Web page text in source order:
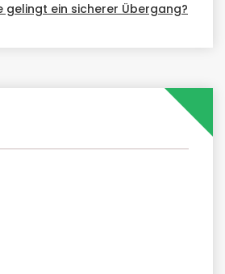
gelingt ein sicherer Übergang?